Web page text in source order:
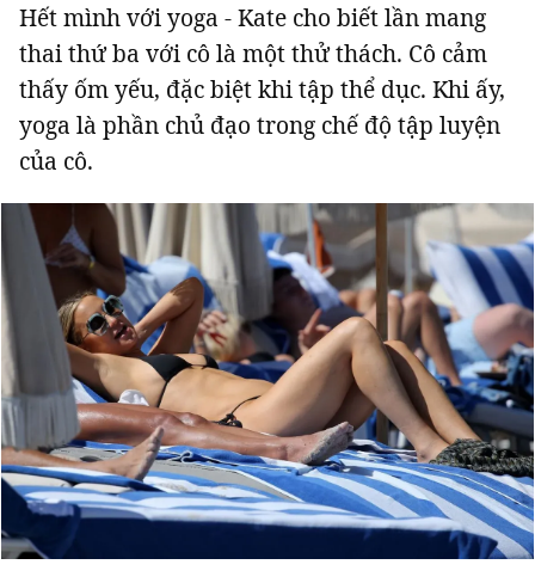
Hết mình với yoga - Kate cho biết lần mang
thai thứ ba với cô là một thử thách. Cô cảm
thấy ốm yếu, đặc biệt khi tập thể dục. Khi ấy,
yoga là phần chủ đạo trong chế độ tập luyện
của cô.